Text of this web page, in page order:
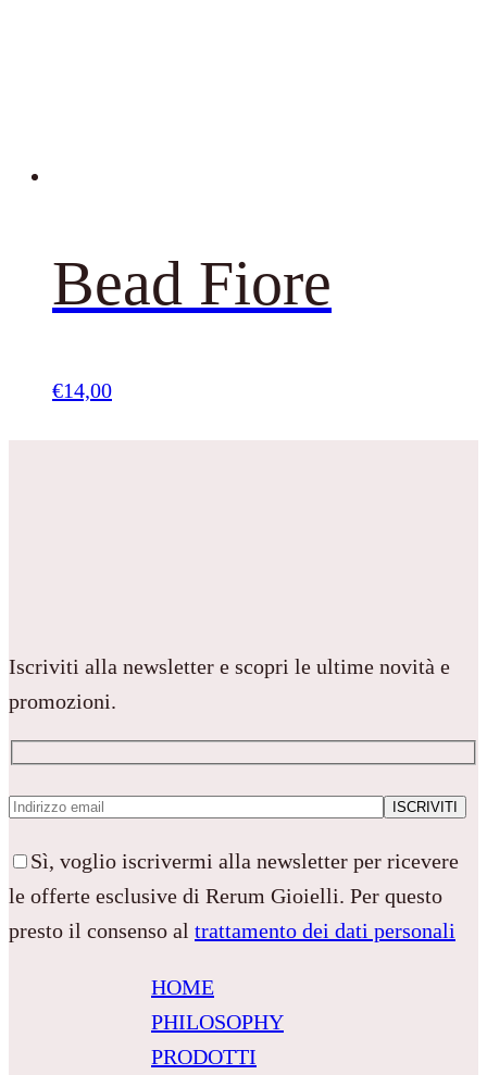
Bead Fiore
€14,00
Iscriviti alla newsletter e scopri le ultime novità e
promozioni.
Sì, voglio iscrivermi alla newsletter per ricevere
le offerte esclusive di Rerum Gioielli. Per questo
presto il consenso al trattamento dei dati personali
HOME
PHILOSOPHY
PRODOTTI